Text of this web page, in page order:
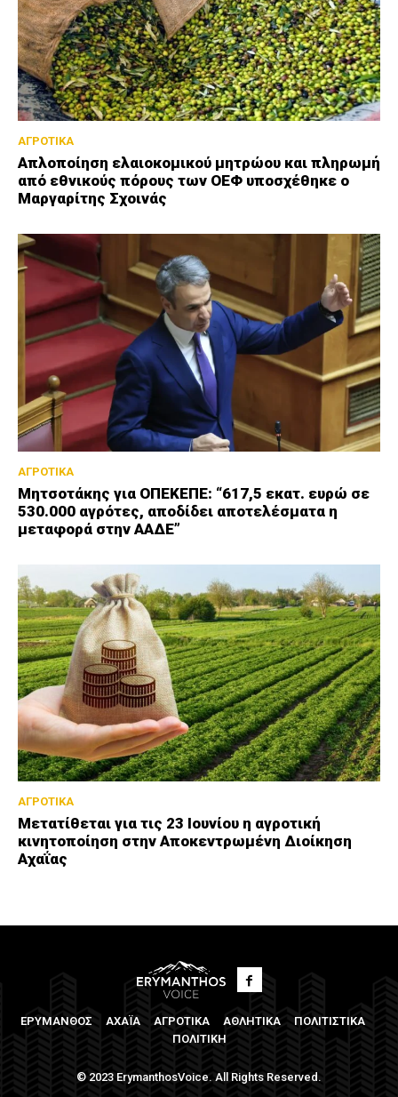
ΑΓΡΟΤΙΚΑ
Απλοποίηση ελαιοκομικού μητρώου και πληρωμή
από εθνικούς πόρους των ΟΕΦ υποσχέθηκε ο
Μαργαρίτης Σχοινάς
ΑΓΡΟΤΙΚΑ
Μητσοτάκης για ΟΠΕΚΕΠΕ: “617,5 εκατ. ευρώ σε
530.000 αγρότες, αποδίδει αποτελέσματα η
μεταφορά στην ΑΑΔΕ”
ΑΓΡΟΤΙΚΑ
Μετατίθεται για τις 23 Ιουνίου η αγροτική
κινητοποίηση στην Αποκεντρωμένη Διοίκηση
Αχαΐας
ΕΡΥΜΑΝΘΟΣ ΑΧΑΪΑ ΑΓΡΟΤΙΚΑ ΑΘΛΗΤΙΚΑ
ΠΟΛΙΤΙΣΤΙΚΑ
ΠΟΛΙΤΙΚΗ
© 2023 ErymanthosVoice. All Rights Reserved.